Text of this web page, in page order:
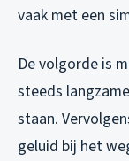
vaak met een
De volgorde is
steeds
staan.
geluid bij het